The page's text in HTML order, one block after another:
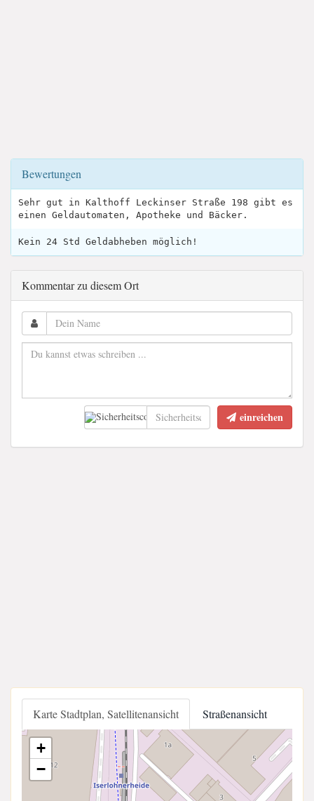
Bewertungen
Sehr gut in Kalthoff Leckinser Straße 198 gibt es
einen Geldautomaten, Apotheke und Bäcker.
Kein 24 Std Geldabheben möglich!
Kommentar zu diesem Ort
einreichen
Karte Stadtplan, Satellitenansicht Straßenansicht
+
−